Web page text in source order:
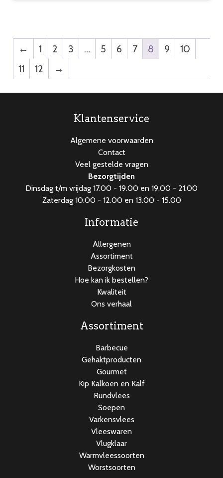
← 1 2 3 … 5 6 7 8 9
10
11
12 →
Klantenservice
Algemene voorwaarden
Contact
Veel gestelde vragen
Bezorgtijden
Dinsdag t/m vrijdag 17.00 - 19.00 en 19.00 - 21.00
Zaterdag 10.00 - 12.00 en 13.00 - 15.00
Informatie
Allergenen
Assortiment
Bezorgkosten
Hoe kan ik bestellen?
Kwaliteit
Ons verhaal
Assortiment
Barbecue
Gehaktproducten
Gourmet
Kip Kalkoen en Kalf
Rundvlees
Soepen
Varkensvlees
Vleeswaren
Vlugklaar
Warmvleessoorten
Worstsoorten